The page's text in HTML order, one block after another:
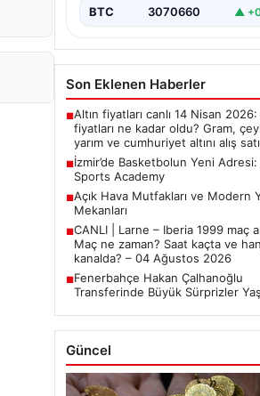
BTC 3070660 ▲
Son Eklenen Haberler
■Altın fiyatları canlı 14 Nisan 2026:
fiyatları ne kadar oldu? Gram,
yarım ve cumhuriyet altını alış
■İzmir’de Basketbolun Yeni
Sports Academy
■Açık Hava Mutfakları ve Modern
Mekanları
■CANLI | Larne – Iberia 1999 maç
Maç ne zaman? Saat kaçta ve
kanalda? – 04 Ağustos 2026
■Fenerbahçe Hakan Çalhanoğlu
Transferinde Büyük Sürprizler
Güncel